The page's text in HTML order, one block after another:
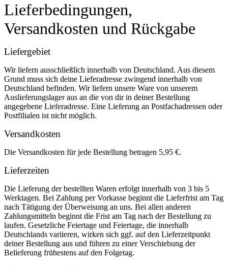
Lieferbedingungen,
Versandkosten und Rückgabe
Liefergebiet
Wir liefern ausschließlich innerhalb von Deutschland. Aus diesem
Grund muss sich deine Lieferadresse zwingend innerhalb von
Deutschland befinden. Wir liefern unsere Ware von unserem
Auslieferungslager aus an die von dir in deiner Bestellung
angegebene Lieferadresse. Eine Lieferung an Postfachadressen oder
Postfilialen ist nicht möglich.
Versandkosten
Die Versandkosten für jede Bestellung betragen 5,95 €.
Lieferzeiten
Die Lieferung der bestellten Waren erfolgt innerhalb von 3 bis 5
Werktagen. Bei Zahlung per Vorkasse beginnt die Lieferfrist am Tag
nach Tätigung der Überweisung an uns. Bei allen anderen
Zahlungsmitteln beginnt die Frist am Tag nach der Bestellung zu
laufen. Gesetzliche Feiertage und Feiertage, die innerhalb
Deutschlands variieren, wirken sich ggf. auf den Lieferzeitpunkt
deiner Bestellung aus und führen zu einer Verschiebung der
Belieferung frühestens auf den Folgetag.